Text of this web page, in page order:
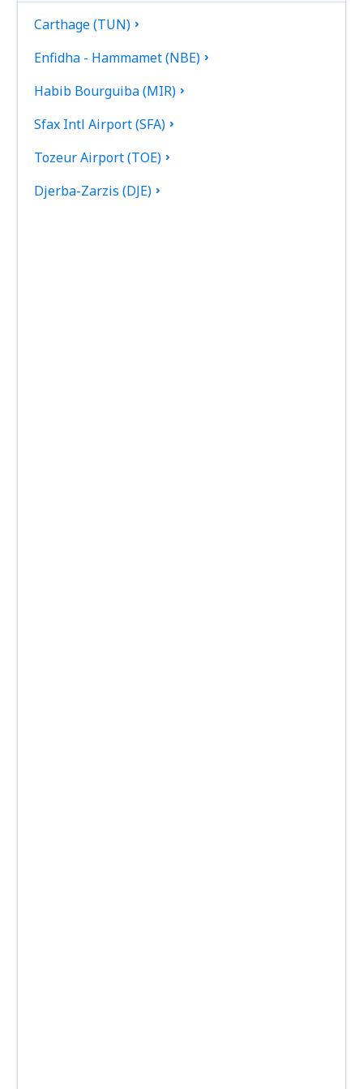
Carthage (TUN)
Enfidha - Hammamet (NBE)
Habib Bourguiba (MIR)
Sfax Intl Airport (SFA)
Tozeur Airport (TOE)
Djerba-Zarzis (DJE)